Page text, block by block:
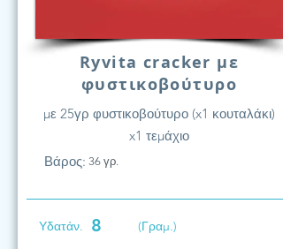
Ryvita cracker με
φυστικοβούτυρο
με 25γρ φυστικοβούτυρο (x1 κουταλάκι)
x1 τεμάχιο
Βάρος: 36 γρ.
Υδατάν. 8 (Γραμ.)